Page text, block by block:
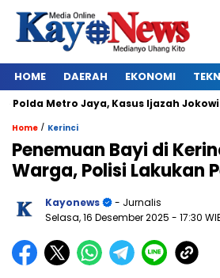
HOME DAERAH EKONOMI
Metro Jaya, Kasus Ijazah Jokowi
Home / Kerinci
Penemuan Bayi di
Warga, Polisi Lakukan
Kayonews
- Jurnalis
Selasa, 16 Desember 2025 - 17:30